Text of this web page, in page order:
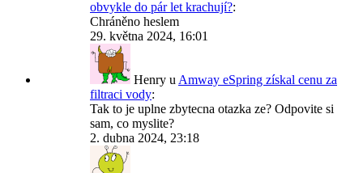
obvykle do pár let krachují?:
Chráněno heslem
29. května 2024, 16:01
Henry u Amway eSpring získal cenu za
filtraci vody:
Tak to je uplne zbytecna otazka ze? Odpovite si
sam, co myslite?
2. dubna 2024, 23:18